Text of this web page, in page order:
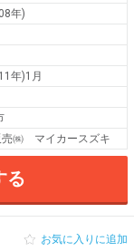
年)
年)1月
売㈱ マイカースズキ
る
お気に入りに追加